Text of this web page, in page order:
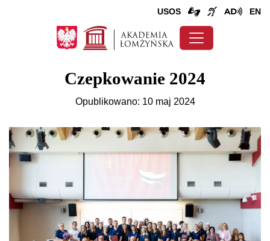
USOS EN
Czepkowanie 2024
Opublikowano: 10 maj 2024